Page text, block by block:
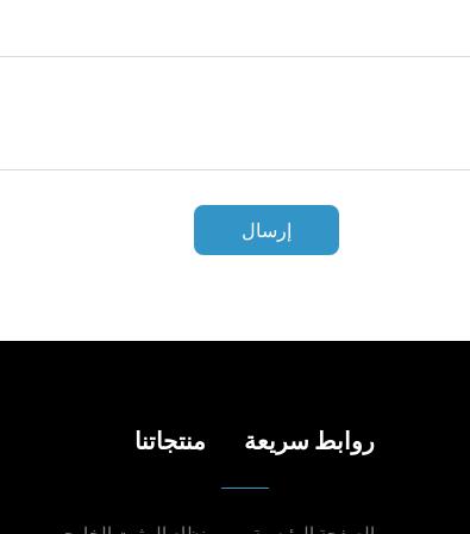
إرسال
روابط سريعة منتجاتنا